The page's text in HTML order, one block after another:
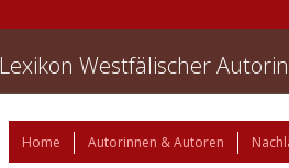
Lexikon Westfälischer
Home Autorinnen & Autoren